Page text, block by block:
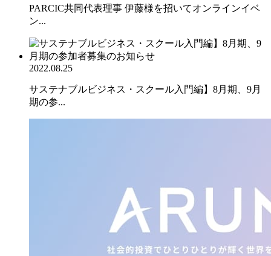
PARCIC共同代表理事 伊藤様を招いてオンラインイベ
ン...
2022.08.25
サステナブルビジネス・スクール入門編】8月期、9月
期の参...